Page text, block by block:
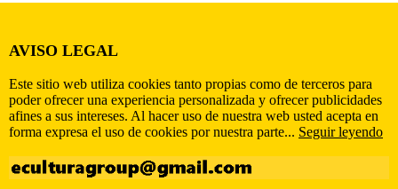
AVISO LEGAL
Este sitio web utiliza cookies tanto propias como de terceros para
poder ofrecer una experiencia personalizada y ofrecer publicidades
afines a sus intereses. Al hacer uso de nuestra web usted acepta en
forma expresa el uso de cookies por nuestra parte... Seguir leyendo